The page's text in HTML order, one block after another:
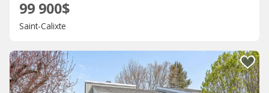
99 900$
Saint-Calixte